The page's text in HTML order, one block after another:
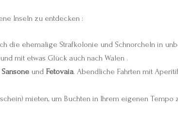
Inseln zu entdecken :
die ehemalige Strafkolonie und Schnorcheln in
mit etwas Glück auch nach Walen .
Sansone und Fetovaia. Abendliche Fahrten mit
mieten, um Buchten in Ihrem eigenen Tempo